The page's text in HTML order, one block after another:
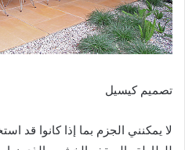
تصميم كيسيل
لا يمكنني الجزم بما إذا كانوا قد